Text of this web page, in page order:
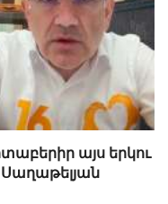
այս երկու